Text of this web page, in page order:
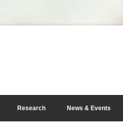
Research News & Events